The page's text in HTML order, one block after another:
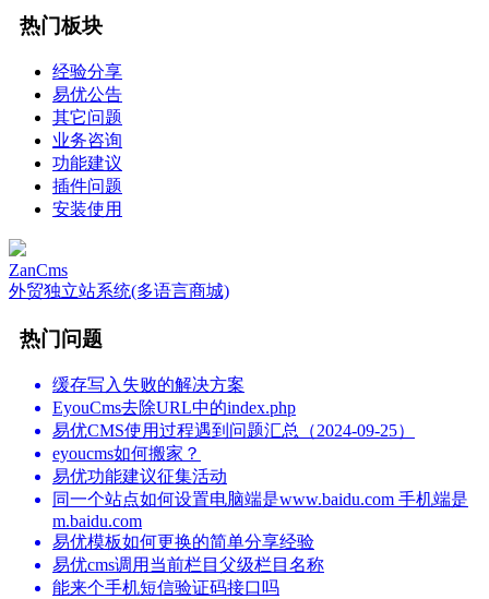
热门板块
经验分享
易优公告
其它问题
业务咨询
功能建议
插件问题
安装使用
ZanCms
外贸独立站系统(多语言商城)
热门问题
缓存写入失败的解决方案
EyouCms去除URL中的index.php
易优CMS使用过程遇到问题汇总（2024-09-25）
eyoucms如何搬家？
易优功能建议征集活动
同一个站点如何设置电脑端是www.baidu.com 手机端是
m.baidu.com
易优模板如何更换的简单分享经验
易优cms调用当前栏目父级栏目名称
能来个手机短信验证码接口吗